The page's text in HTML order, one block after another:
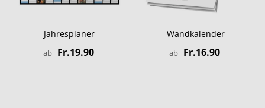
Jahresplaner
ab Fr.19.90
Wandkalender
ab Fr.16.90